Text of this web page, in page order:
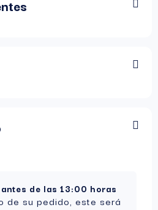
de las 13:00 horas
de su pedido, este será